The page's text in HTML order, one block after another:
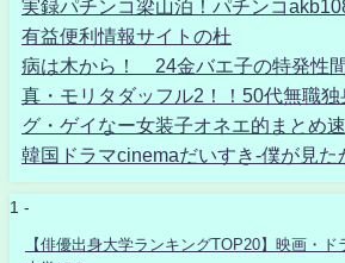
実録パチンコ梁山泊！パチンコ
有益便利情報サイトの杜
病は木から！ 24金バエ子の特発性
真・モリタダッフル2！！50代無職
グ・ゲイなー女装子オネエ的まとめ
韓国ドラマcinemaだいすき-僕が見た
1 -
【俳優出身大学ランキングTOP20】映画・